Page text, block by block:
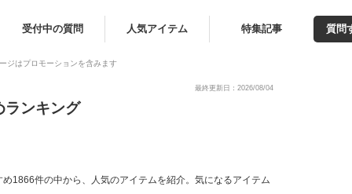
受付中の質問 人気アイテム 特集記事 質問
ジはプロモーションを含みます
最終更新日：2026/08/04
ランキング
1866件の中から、人気のアイテムを紹介。気になるアイテム